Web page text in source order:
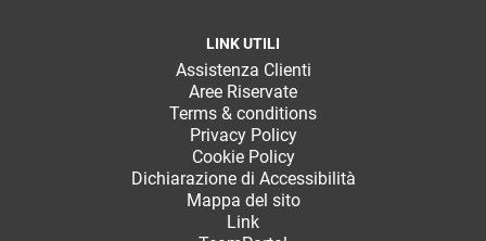
LINK UTILI
Assistenza Clienti
Aree Riservate
Terms & conditions
Privacy Policy
Cookie Policy
Dichiarazione di Accessibilità
Mappa del sito
Link